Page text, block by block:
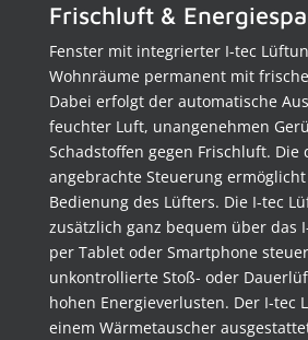
Frischluft &
Fenster mit integrierter I-tec
Wohnräume permanent mit
Dabei erfolgt der automatische
feuchter Luft, unangenehmen
Schadstoffen gegen Frischluft. Die
angebrachte Steuerung
Bedienung des Lüfters. Die I-tec
zusätzlich ganz bequem über das
per Tablet oder Smartphone
unkontrollierte Stoß- oder
hohen Energieverlusten. Der I-tec
einem Wärmetauscher